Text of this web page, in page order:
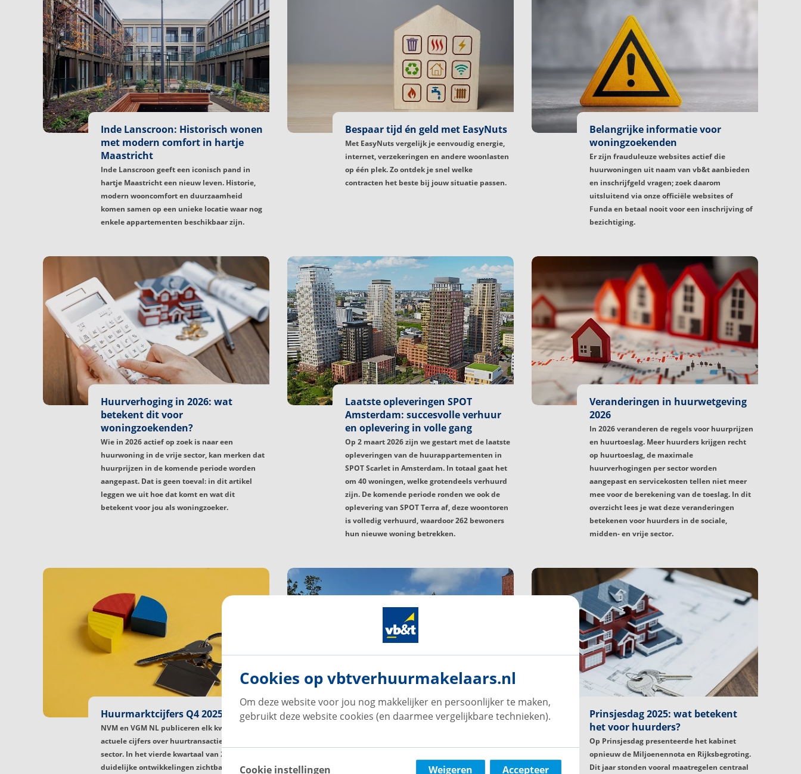
Inde Lanscroon: Historisch wonen
met modern comfort in hartje
Maastricht
Inde Lanscroon geeft een iconisch pand in
hartje Maastricht een nieuw leven. Historie,
modern wooncomfort en duurzaamheid
komen samen op een unieke locatie waar nog
enkele appartementen beschikbaar zijn.
Bespaar tijd én geld met EasyNuts
Met EasyNuts vergelijk je eenvoudig energie,
internet, verzekeringen en andere woonlasten
op één plek. Zo ontdek je snel welke
contracten het beste bij jouw situatie passen.
Belangrijke informatie voor
woningzoekenden
Er zijn frauduleuze websites actief die
huurwoningen uit naam van vb&t aanbieden
en inschrijfgeld vragen; zoek daarom
uitsluitend via onze officiële websites of
Funda en betaal nooit voor een inschrijving of
bezichtiging.
Huurverhoging in 2026: wat
betekent dit voor
woningzoekenden?
Wie in 2026 actief op zoek is naar een
huurwoning in de vrije sector, kan merken dat
huurprijzen in de komende periode worden
aangepast. Dat is geen toeval: in dit artikel
leggen we uit hoe dat komt en wat dit
betekent voor jou als woningzoeker.
Laatste opleveringen SPOT
Amsterdam: succesvolle verhuur
en oplevering in volle gang
Op 2 maart 2026 zijn we gestart met de laatste
opleveringen van de huurappartementen in
SPOT Scarlet in Amsterdam. In totaal gaat het
om 40 woningen, welke grotendeels verhuurd
zijn. De komende periode ronden we ook de
oplevering van SPOT Terra af, deze woontoren
is volledig verhuurd, waardoor 262 bewoners
hun nieuwe woning betrekken.
Veranderingen in huurwetgeving
2026
In 2026 veranderen de regels voor huurprijzen
en huurtoeslag. Meer huurders krijgen recht
op huurtoeslag, de maximale
huurverhogingen per sector worden
aangepast en servicekosten tellen niet meer
mee voor de berekening van de toeslag. In dit
overzicht lees je wat deze veranderingen
betekenen voor huurders in de sociale,
midden- en vrije sector.
Huurmarktcijfers Q4 2025
NVM en VGM NL publiceren elk kwartaal
actuele cijfers over huurtransacties in de vrije
sector. In het vierde kwartaal van 2025 zijn er
duidelijke ontwikkelingen zichtbaar in het
Wonen in Ridderhof: comfortabel
hart van Wassenaar. Het project omvat 44
Prinsjesdag 2025: wat betekent
het voor huurders?
Op Prinsjesdag presenteerde het kabinet
opnieuw de Miljoenennota en Rijksbegroting.
Dit jaar stonden vooral maatregelen centraal
Cookies op vbtverhuurmakelaars.nl
Om deze website voor jou nog makkelijker en persoonlijker te maken,
gebruikt deze website cookies (en daarmee vergelijkbare technieken).
Accepteer
Weigeren
Cookie instellingen